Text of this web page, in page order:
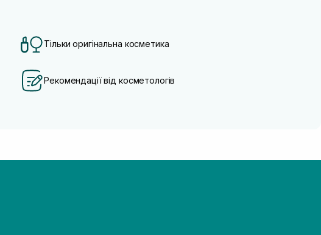
Тільки оригінальна косметика
Рекомендації від косметологів